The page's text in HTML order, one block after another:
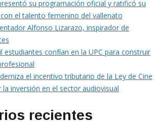
su programación oficial y ratificó su
el talento femenino del vallenato
Alfonso Lizarazo, inspirador de
estudiantes confían en la UPC para construir
el incentivo tributario de la Ley de Cine
la inversión en el sector audiovisual
recientes